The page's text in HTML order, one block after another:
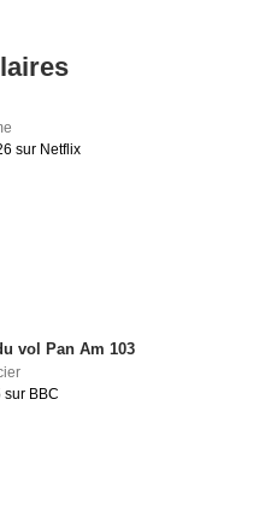
sur Netflix
vol Pan Am 103
sur BBC